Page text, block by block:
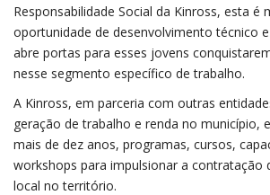
Responsabilidade Social da Kinross, esta é
oportunidade de desenvolvimento técnico
abre portas para esses jovens
nesse segmento específico de trabalho.
A Kinross, em parceria com outras
geração de trabalho e renda no município,
mais de dez anos, programas, cursos,
workshops para impulsionar a contratação
local no território.